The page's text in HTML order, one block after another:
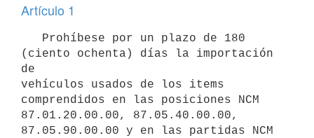
Artículo 1
(ciento ochenta) días la importación
de
vehículos usados de los items
comprendidos en las posiciones NCM
87.01.20.00.00, 87.05.40.00.00,
87.05.90.00.00 y en las partidas NCM